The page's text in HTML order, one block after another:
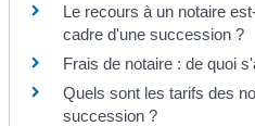
Le recours à un notaire
cadre d'une succession ?
Frais de notaire : de quoi
Quels sont les tarifs des
succession ?